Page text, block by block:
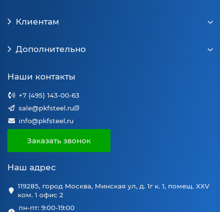
Клиентам
Дополнительно
Наши контакты
+7 (495) 143-00-63
sale@pkfsteel.ru
info@pkfsteel.ru
Заказать звонок
Наш адрес
119285, город Москва, Минская ул, д. 1г к. 1, помещ. XXV
ком. 1 офис 2
пн-пт: 9:00-19:00